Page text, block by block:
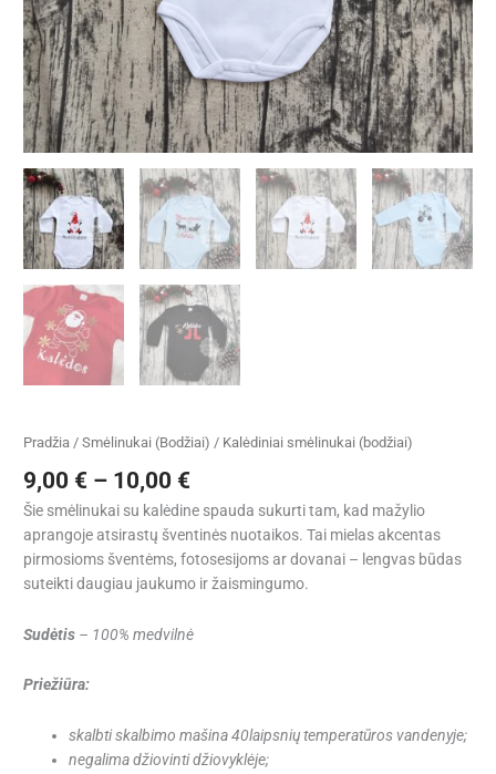
Pradžia /Smėlinukai (Bodžiai) / Kalėdiniai smėlinukai (bodžiai)
9,00 € – 10,00 €
Šie smėlinukai su kalėdine spauda sukurti tam, kad mažylio
aprangoje atsirastų šventinės nuotaikos. Tai mielas akcentas
pirmosioms šventėms, fotosesijoms ar dovanai – lengvas būdas
suteikti daugiau jaukumo ir žaismingumo.
Sudėtis – 100% medvilnė
Priežiūra:
skalbti skalbimo mašina 40laipsnių temperatūros vandenyje;
negalima džiovinti džiovyklėje;